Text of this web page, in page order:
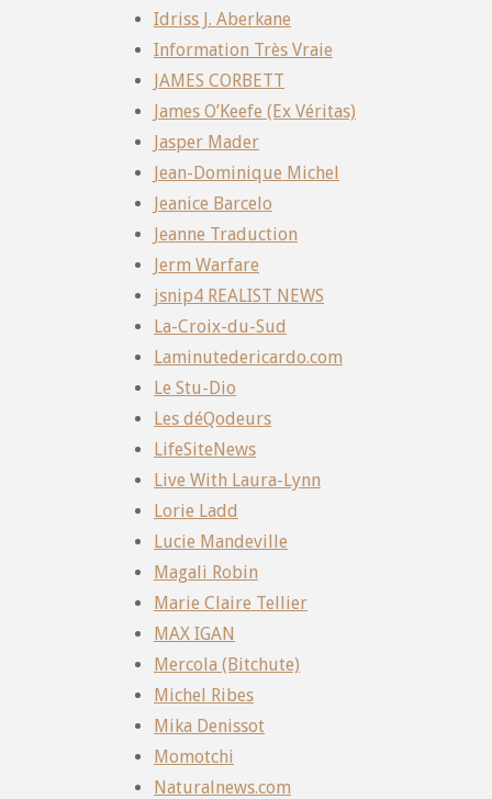
Idriss J. Aberkane
Information Très Vraie
JAMES CORBETT
James O’Keefe (Ex Véritas)
Jasper Mader
Jean-Dominique Michel
Jeanice Barcelo
Jeanne Traduction
Jerm Warfare
jsnip4 REALIST NEWS
La-Croix-du-Sud
Laminutedericardo.com
Le Stu-Dio
Les déQodeurs
LifeSiteNews
Live With Laura-Lynn
Lorie Ladd
Lucie Mandeville
Magali Robin
Marie Claire Tellier
MAX IGAN
Mercola (Bitchute)
Michel Ribes
Mika Denissot
Momotchi
Naturalnews.com